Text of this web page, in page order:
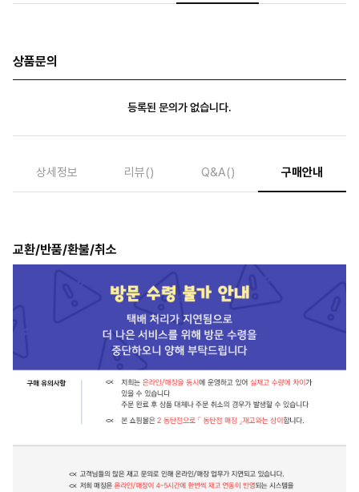
상품문의
등록된 문의가 없습니다.
상세정보 리뷰() Q&A() 구매안내
교환/반품/환불/취소